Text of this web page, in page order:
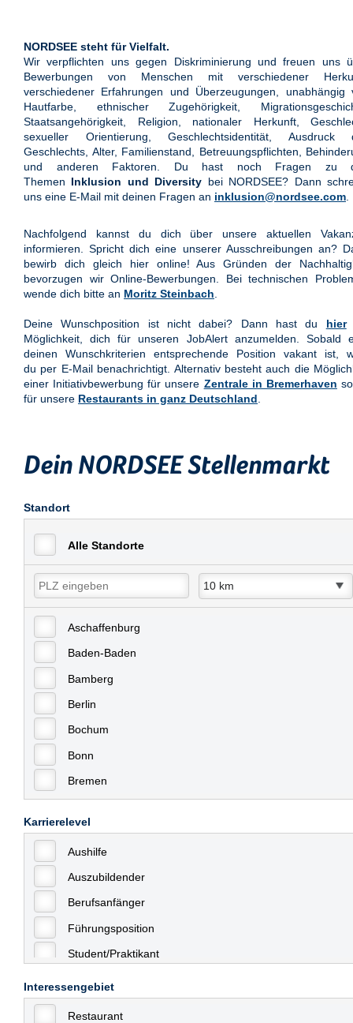
NORDSEE steht für Vielfalt.
Wir verpflichten uns gegen Diskriminierung und freuen uns
Bewerbungen von Menschen mit verschiedener
verschiedener Erfahrungen und Überzeugungen, unabhängig
Hautfarbe, ethnischer Zugehörigkeit,
Staatsangehörigkeit, Religion, nationaler Herkunft,
sexueller Orientierung, Geschlechtsidentität, Ausdruck
Geschlechts, Alter, Familienstand, Betreuungspflichten,
und anderen Faktoren. Du hast noch Fragen zu
Themen Inklusion und Diversity bei NORDSEE? Dann
uns eine E-Mail mit deinen Fragen an inklusion@nordsee.com
Nachfolgend kannst du dich über unsere aktuellen
informieren. Spricht dich eine unserer Ausschreibungen an?
bewirb dich gleich hier online! Aus Gründen der
bevorzugen wir Online-Bewerbungen. Bei technischen
wende dich bitte an Moritz Steinbach
Deine Wunschposition ist nicht dabei? Dann hast du hier
Möglichkeit, dich für unseren JobAlert anzumelden. Sobald
deinen Wunschkriterien entsprechende Position vakant ist,
du per E-Mail benachrichtigt. Alternativ besteht auch die
einer Initiativbewerbung für unsere Zentrale in Bremerhaven
für unsere Restaurants in ganz Deutschland
Dein NORDSEE Stellenmarkt
Standort
Alle Standorte
Aschaffenburg
Baden-Baden
Bamberg
Berlin
Bochum
Bonn
Bremen
Celle
Chemnitz
Dessau
Dresden
Düsseldorf
Erfurt
Essen
Frankfurt
Karrierelevel
Aushilfe
Auszubildender
Berufsanfänger
Führungsposition
Student/Praktikant
Interessengebiet
Restaurant